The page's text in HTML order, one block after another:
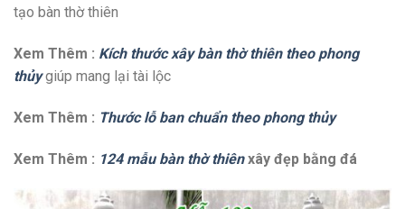
tạo bàn thờ thiên
Xem Thêm : Kích thước xây bàn thờ thiên theo phong
thủygiúp mang lại tài lộc
Xem Thêm : Thước lỗ ban chuẩn theo phong thủy
Xem Thêm : 124 mẫu bàn thờ thiên xây đẹp bằng đá